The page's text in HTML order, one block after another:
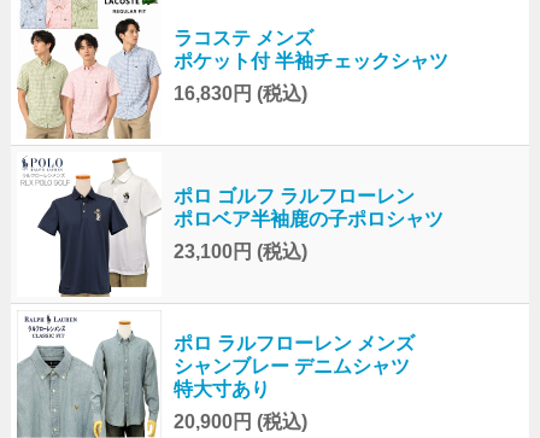
ラコステ メンズ
ポケット付 半袖チェックシャツ
16,830円 (税込)
ポロ ゴルフ ラルフローレン
ポロベア半袖鹿の子ポロシャツ
23,100円 (税込)
ポロ ラルフローレン メンズ
シャンブレー デニムシャツ
特大寸あり
20,900円 (税込)